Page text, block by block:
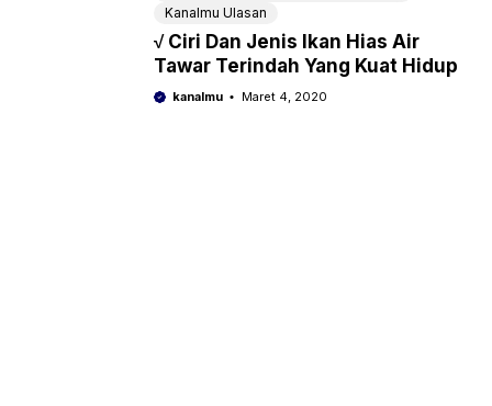
Kanalmu Ulasan
√ Ciri Dan Jenis Ikan Hias Air
Tawar Terindah Yang Kuat Hidup
kanalmu Maret 4, 2020